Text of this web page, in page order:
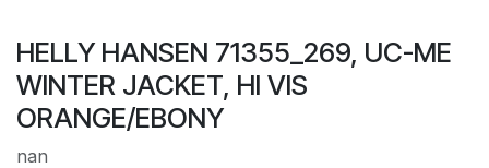
HELLY HANSEN 71355_269, UC-ME
WINTER JACKET, HI VIS
ORANGE/EBONY
nan